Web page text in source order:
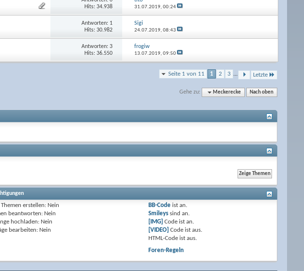
Hits: 34.938
31.07.2019, 00:24
Antworten: 1
Hits: 30.982
Sigi
24.07.2019, 08:43
Antworten: 3
Hits: 36.550
frogiw
13.07.2019, 09:50
Seite 1 von 11 1 2 3 ... Letzte
Gehe zu: Meckerecke Nach oben
Themen erstellen: Nein
beantworten: Nein
hochladen: Nein
bearbeiten: Nein
BB-Code istan.
Smileys sindan.
[IMG] Code istan.
[VIDEO] Code istaus.
HTML-Code istaus.
Foren-Regeln